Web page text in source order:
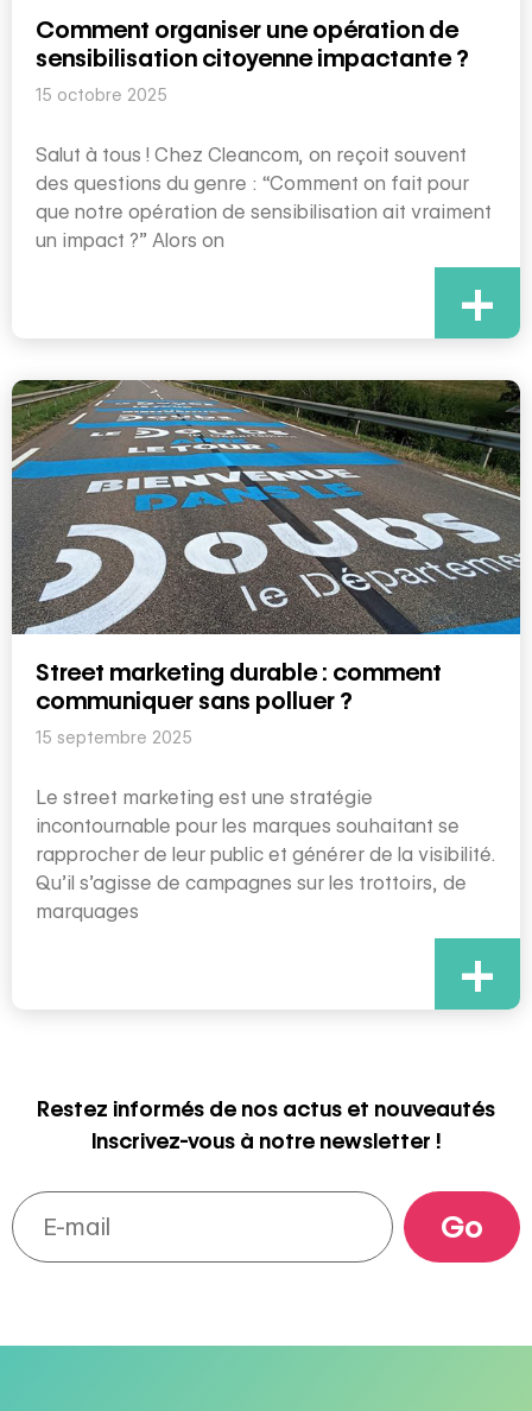
Comment organiser une opération de
sensibilisation citoyenne impactante ?
15 octobre 2025
Salut à tous ! Chez Cleancom, on reçoit souvent
des questions du genre : “Comment on fait pour
que notre opération de sensibilisation ait vraiment
un impact ?” Alors on
+
Street marketing durable : comment
communiquer sans polluer ?
15 septembre 2025
Le street marketing est une stratégie
incontournable pour les marques souhaitant se
rapprocher de leur public et générer de la visibilité.
Qu’il s’agisse de campagnes sur les trottoirs, de
marquages
+
Restez informés de nos actus et nouveautés
Inscrivez-vous à notre newsletter !